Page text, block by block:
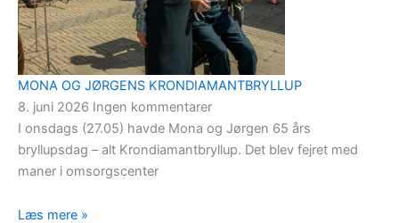
MONA OG JØRGENS KRONDIAMANTBRYLLUP
8. juni 2026 Ingen kommentarer
I onsdags (27.05) havde Mona og Jørgen 65 års
bryllupsdag – alt Krondiamantbryllup. Det blev fejret med
maner i omsorgscenter
Læs mere »